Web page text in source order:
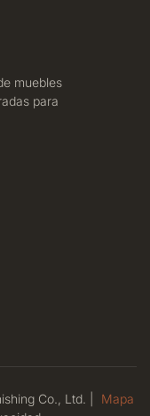
muebles
para
Co., Ltd. |
Mapa